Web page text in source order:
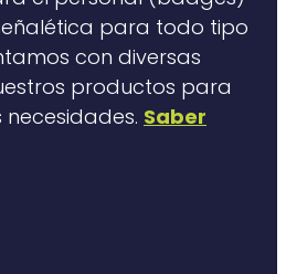
para todo tipo
con diversas
productos para
Saber